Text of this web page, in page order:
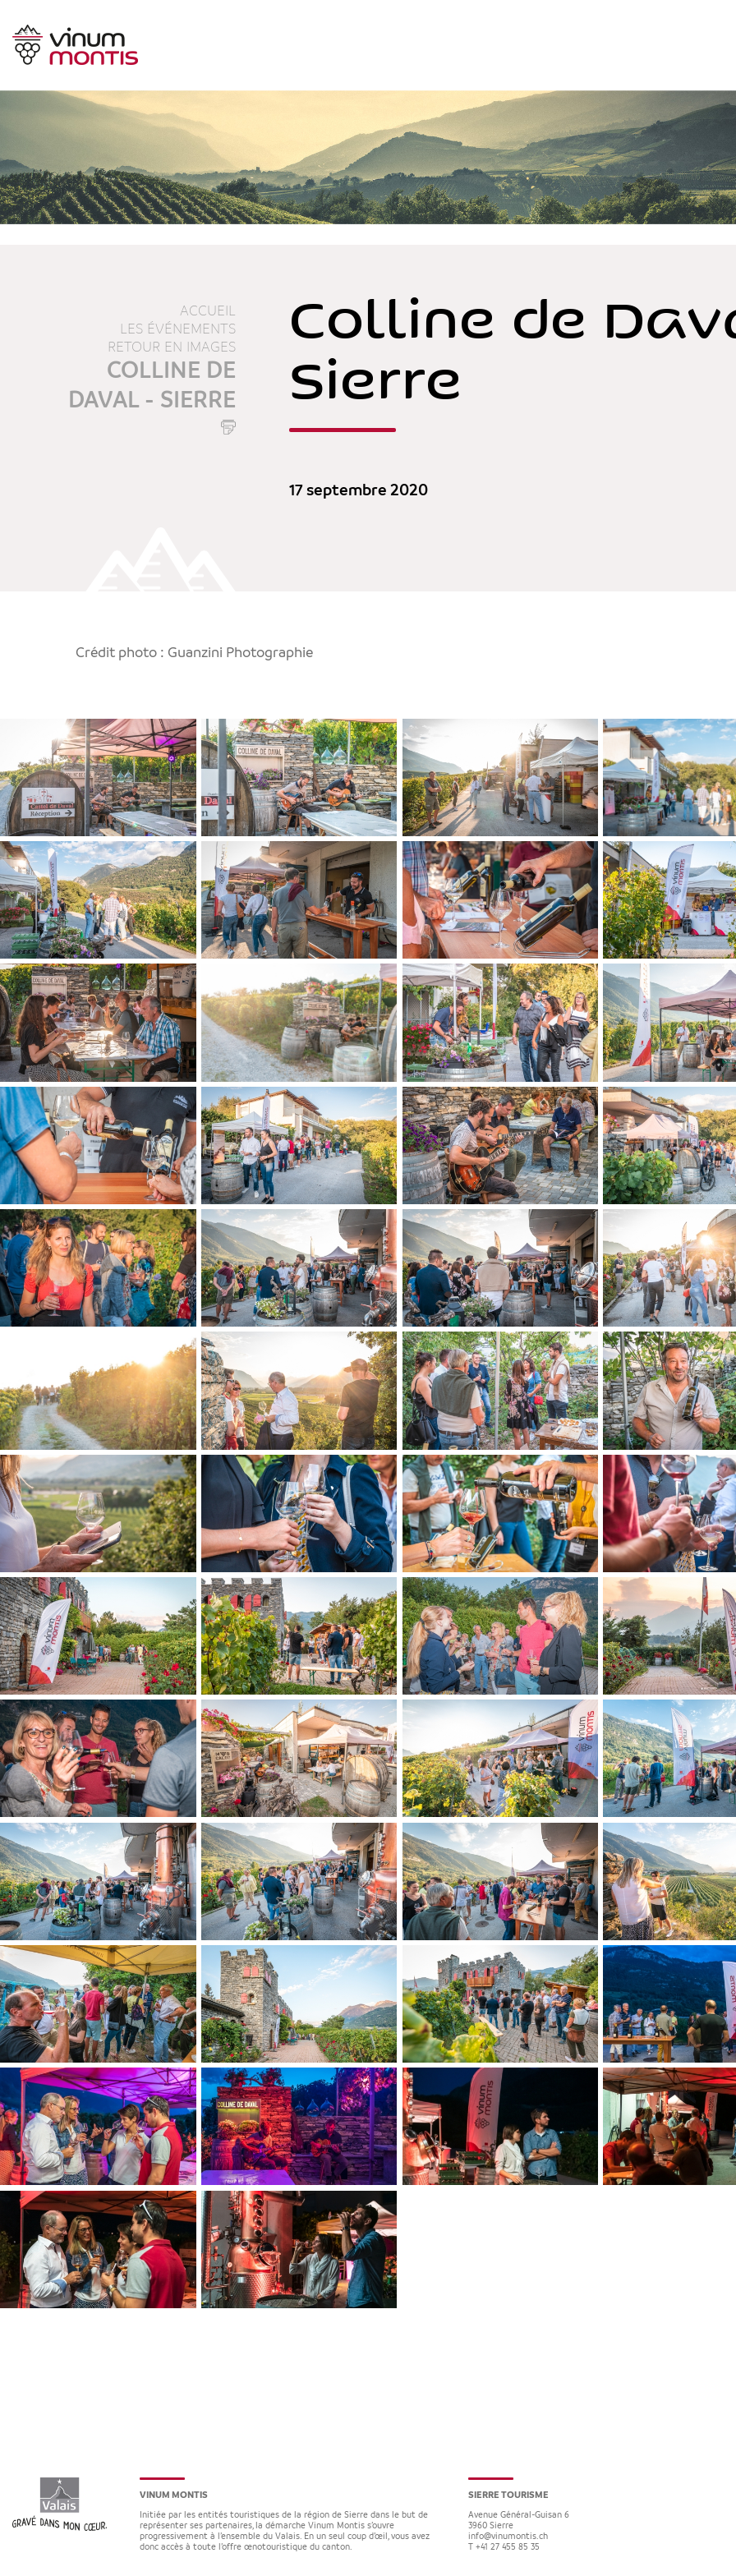
ACCUEIL
LES ÉVÉNEMENTS
RETOUR EN IMAGES
COLLINE DE
DAVAL - SIERRE
Colline de
Sierre
17 septembre 2020
Crédit photo : Guanzini Photographie
VINUM MONTIS
Initiée par les entités touristiques de la région de Sierre dans le but de
représenter ses partenaires, la démarche Vinum Montis s’ouvre
progressivement à l’ensemble du Valais. En un seul coup d’œil, vous avez
donc accès à toute l’offre œnotouristique du canton.
SIERRE TOURISME
Avenue Général-Guisan 6
3960 Sierre
info@vinumontis.ch
T +41 27 455 85 35